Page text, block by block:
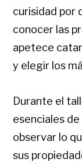
curisidad por
conocer las
apetece
y elegir los
Durante el
esenciales
observar lo
sus